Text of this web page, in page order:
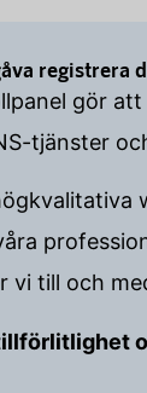
registrera
gör
tjänster
vi till och